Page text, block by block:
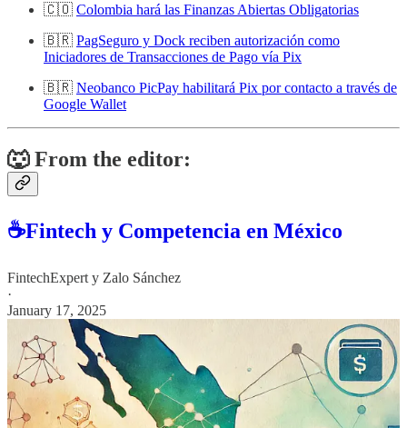
🇨🇴 Colombia hará las Finanzas Abiertas Obligatorias
🇧🇷 PagSeguro y Dock reciben autorización como
Iniciadores de Transacciones de Pago vía Pix
🇧🇷 Neobanco PicPay habilitará Pix por contacto a través de
Google Wallet
🐺 From the editor:
☕Fintech y Competencia en México
FintechExpert y Zalo Sánchez
·
January 17, 2025